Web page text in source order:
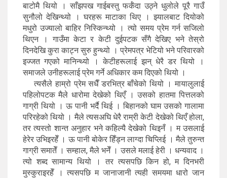
बाटोमै थियो । साँझपख गाईबस्तु फर्कँदा उठ्ने धुलोले पूरै गाउँ
सुनौलो देखिन्थ्यो । घरहरू माटाका थिए । झ्यालबाट दियोको
मधुरो उज्यालो बाहिर निस्किन्थ्यो । त्यो समय प्रेम गर्न सजिलो
थिएन । गाउँमा केटा र केटी दुईपटक सँगै देखिए भने तेस्रो
दिनदेखि कुरा काट्न सुरु हुन्थ्यो । प्रेमपत्र भेटियो भने परिवारको
इज्जत गएको मानिन्थ्यो । केटीहरूलाई झन् धेरै डर थियो ।
समाजले उनीहरूलाई प्रेम गर्ने अधिकार कम दिएको थियो ।
त्यसैले हाम्रो प्रेम सधैँ डरभित्र बाँचेको थियो । मायालुलाई
पहिलोपटक मैले धारोमा देखेको थिएँ । उसको हातमा पित्तलको
गाग्री थियो । ऊ पानी भर्दै थिई । बिहानको घाम उसको गालामा
परिरहेको थियो । मैले त्यसअघि धेरै राम्री केटी देखेको थिएँ होला,
तर त्यस्तो शान्त अनुहार भने कहिल्यै देखेको थिइनँ । म उसलाई
हेरेर उभिइरहेँ । ऊ पानी बोकेर हिँड्न लाग्दा चिप्लिई । मैले तुरुन्त
गाग्री समातेँ । सम्हाल, मैले भनेँ । उसले मलाई हेरी । धन्यवाद ।
त्यो शब्द सामान्य थियो । तर त्यसपछि किन हो, म दिनभरी
मुस्कुराइरहेँ । त्यसपछि म जानाजानी त्यही समयमा धारो जान